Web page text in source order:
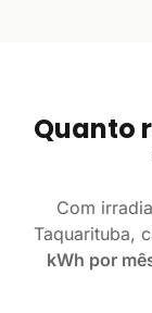
Quanto
Com
Taquarituba,
kWh por